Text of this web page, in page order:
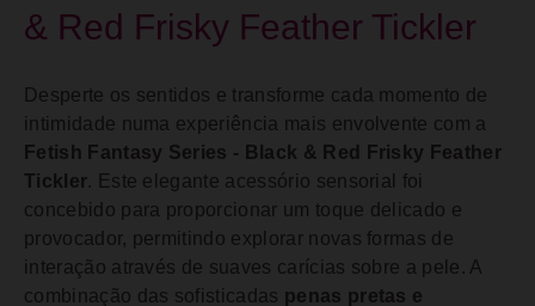
& Red Frisky Feather Tickler
Desperte os sentidos e transforme cada momento de
intimidade numa experiência mais envolvente com a
Fetish Fantasy Series - Black & Red Frisky Feather
Tickler. Este elegante acessório sensorial foi
concebido para proporcionar um toque delicado e
provocador, permitindo explorar novas formas de
interação através de suaves carícias sobre a pele. A
combinação das sofisticadas penas pretas e